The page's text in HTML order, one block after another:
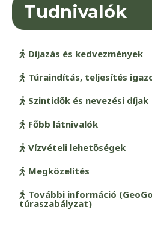
Tudnivalók
Díjazás és kedvezmények
Túraindítás, teljesítés
Szintidők és nevezési díjak
Főbb látnivalók
Vízvételi lehetőségek
Megközelítés
További információ
túraszabályzat)